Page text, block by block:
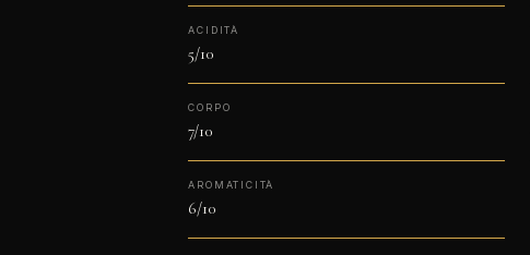
ACIDITÀ
5/10
CORPO
7/10
AROMATICITÀ
6/10